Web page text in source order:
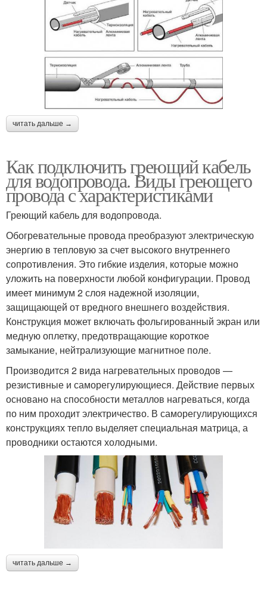
читать дальше →
Как подключить греющий кабель
для водопровода. Виды греющего
провода с характеристиками
Греющий кабель для водопровода.
Обогревательные провода преобразуют электрическую
энергию в тепловую за счет высокого внутреннего
сопротивления. Это гибкие изделия, которые можно
уложить на поверхности любой конфигурации. Провод
имеет минимум 2 слоя надежной изоляции,
защищающей от вредного внешнего воздействия.
Конструкция может включать фольгированный экран или
медную оплетку, предотвращающие короткое
замыкание, нейтрализующие магнитное поле.
Производится 2 вида нагревательных проводов —
резистивные и саморегулирующиеся. Действие первых
основано на способности металлов нагреваться, когда
по ним проходит электричество. В саморегулирующихся
конструкциях тепло выделяет специальная матрица, а
проводники остаются холодными.
читать дальше →